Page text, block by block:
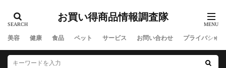
お買い得商品情報調査隊
美容 健康 食品 ペット サービス お問い合わせ プライバシー
H2 ONEST(エイチツーオネスト) テーマ曲
たまごっち アテニアスキンクリアクレンズオイル
アスヘノカケハシ がくぶんの食育インストラクター